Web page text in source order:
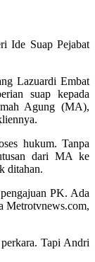
Lazuardi Embat
suap kepada
Agung (MA),
hukum. Tanpa
dari MA ke
ditahan.
PK. Ada
Metrotvnews.com,
Tapi Andri